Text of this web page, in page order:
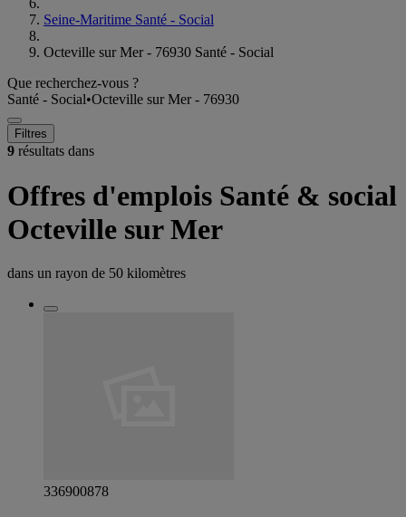
Seine-Maritime Santé - Social
Octeville sur Mer - 76930 Santé - Social
Que recherchez-vous ?
Santé - Social•Octeville sur Mer - 76930
Filtres
9 résultats dans
Offres d'emplois Santé & social
Octeville sur Mer
dans un rayon de 50 kilomètres
336900878